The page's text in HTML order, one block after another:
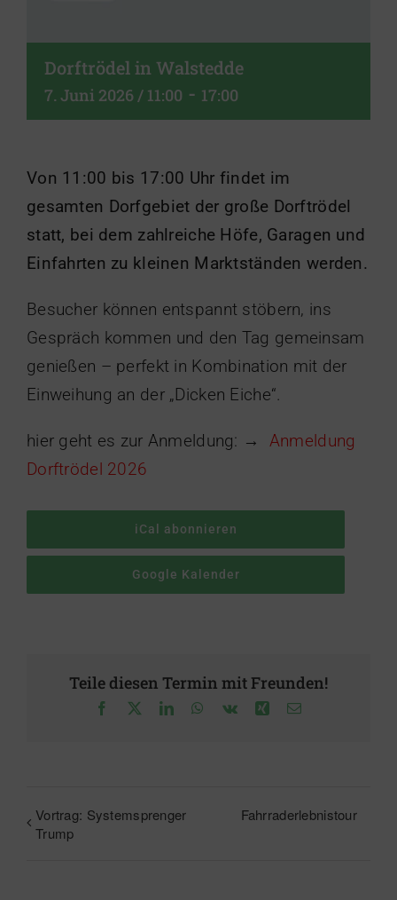
Dorftrödel in Walstedde
7. Juni 2026 / 11:00 - 17:00
Von 11:00 bis 17:00 Uhr findet im
gesamten Dorfgebiet der große Dorftrödel
statt, bei dem zahlreiche Höfe, Garagen und
Einfahrten zu kleinen Marktständen werden.
Besucher können entspannt stöbern, ins
Gespräch kommen und den Tag gemeinsam
genießen – perfekt in Kombination mit der
Einweihung an der „Dicken Eiche“.
hier geht es zur Anmeldung: → Anmeldung
Dorftrödel 2026
iCal abonnieren
Google Kalender
Teile diesen Termin mit Freunden!
Facebook LinkedInWhatsApp
Vk XingE-
Vortrag: Systemsprenger
Trump
Fahrraderlebnistour